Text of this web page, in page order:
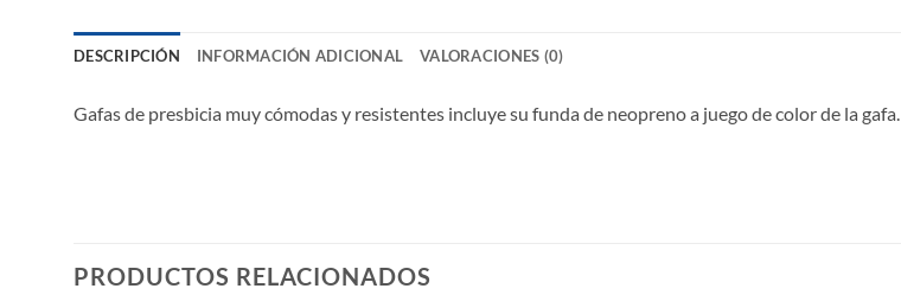
DESCRIPCIÓN INFORMACIÓN ADICIONAL VALORACIONES (0)
Gafas de presbicia muy cómodas y resistentes incluye su funda de neopreno a juego de color de la gafa.
PRODUCTOS RELACIONADOS